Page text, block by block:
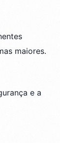
maiores.
e a